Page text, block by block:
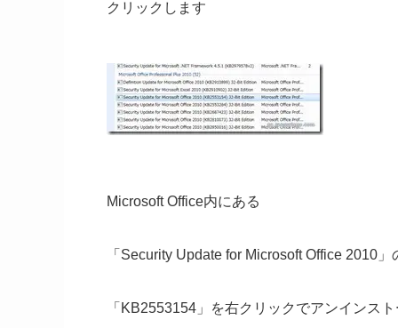
クリックします
Microsoft Office内にある
「Security Update for Microsoft Office 2010」
「KB2553154」を右クリックでアンインス